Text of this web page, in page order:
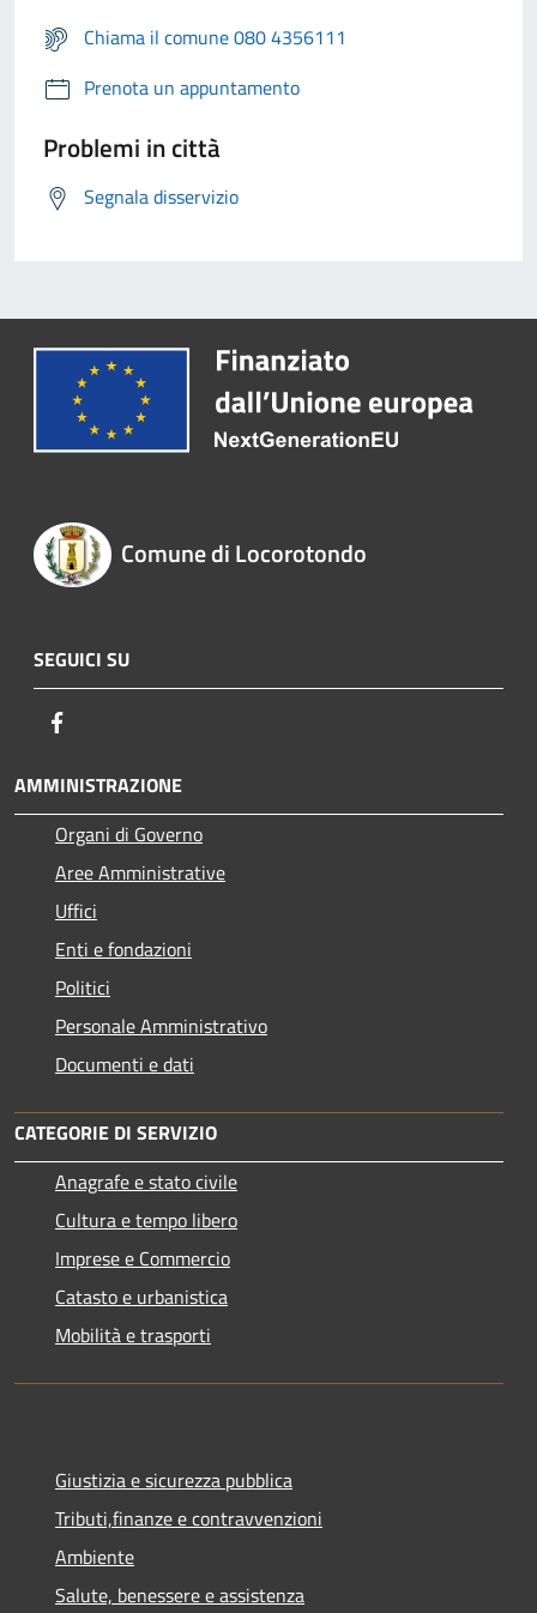
Chiama il comune 080 4356111
Prenota un appuntamento
Problemi in città
Segnala disservizio
Comune di Locorotondo
SEGUICI SU
AMMINISTRAZIONE
Organi di Governo
Aree Amministrative
Uffici
Enti e fondazioni
Politici
Personale Amministrativo
Documenti e dati
CATEGORIE DI SERVIZIO
Anagrafe e stato civile
Cultura e tempo libero
Imprese e Commercio
Catasto e urbanistica
Mobilità e trasporti
Giustizia e sicurezza pubblica
Tributi,finanze e contravvenzioni
Ambiente
Salute, benessere e assistenza